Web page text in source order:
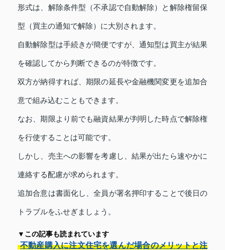
形式は、解除条件型（不承認で自動解除）と解除権留保
型（買主の通知で解除）に大別されます。
自動解除型は手続きが簡便ですが、通知型は買主が結果
を確認してから判断できるのが特徴です。
双方が納得すれば、期限の延長や金融機関変更を追加合
意で組み込むこともできます。
なお、期限より前でも融資結果が判明した時点で解除権
を行使することは可能です。
しかし、売主への影響を考慮し、結果が出たら速やかに
連絡する配慮が求められます。
追加合意は書面化し、全員が署名押印することで後日の
トラブルをふせぎましょう。
▼この記事も読まれています
不動産購入に注文住宅を選んだ場合のメリットと注